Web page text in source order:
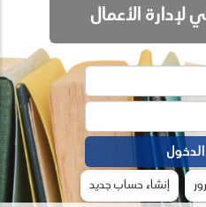
لإدارة الأعمال
إنشاء حساب جديد